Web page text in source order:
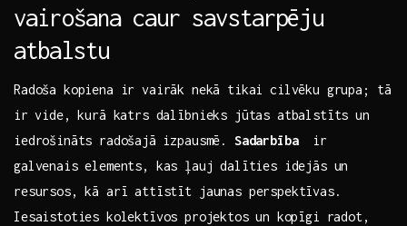
vairošana⁣ caur ‌savstarpēju⁣
atbalstu
Radoša kopiena ir vairāk⁢ nekā tikai cilvēku ‌grupa; tā⁢
ir⁤ vide, kurā ‍katrs dalībnieks jūtas atbalstīts un
iedrošināts ‌radošajā ⁣izpausmē. Sadarbība⁢ ir
galvenais elements, kas ⁢ļauj‌ dalīties idejās un
resursos,‌ kā arī attīstīt jaunas perspektīvas.
Iesaistoties ‍kolektīvos⁣ projektos‌ un ⁣kopīgi radot, ​